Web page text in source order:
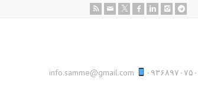
info.samme@gmail.com ۰۹۳۶۸۹۷۰۷۵۰